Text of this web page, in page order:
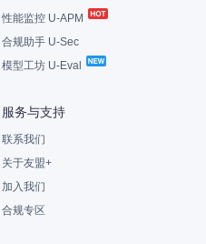
性能监控 U-APM
合规助手 U-Sec
模型工坊 U-Eval
服务与支持
联系我们
关于友盟+
加入我们
合规专区